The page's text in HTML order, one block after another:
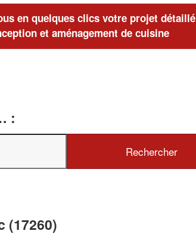
en quelques clics votre projet détaillé
et aménagement de cuisine
:
(17260)
✕